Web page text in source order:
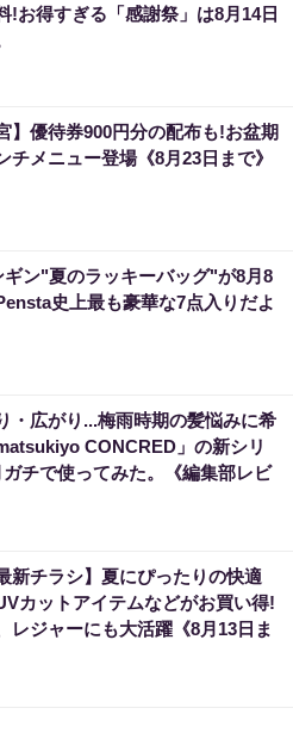
!お得すぎる「感謝祭」は8月14日
】優待券900円分の配布も!お盆期
チメニュー登場《8月23日まで》
ン"夏のラッキーバッグ"が8月8
史上最も豪華な7点入りだよ
・広がり...梅雨時期の髪悩みに希
CONCRED」の新シリ
チで使ってみた。《編集部レビ
新チラシ】夏にぴったりの快適
カットアイテムなどがお買い得!
レジャーにも大活躍《8月13日ま